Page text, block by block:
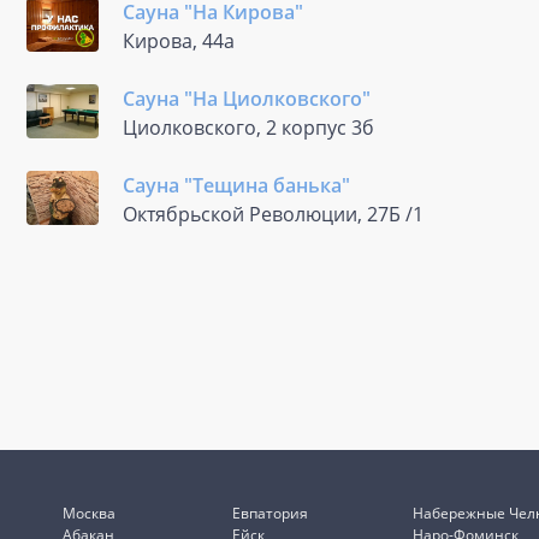
Сауна "На Кирова"
Кирова, 44а
Сауна "На Циолковского"
Циолковского, 2 корпус 3б
Сауна "Тещина банька"
Октябрьской Революции, 27Б /1
Москва
Абакан
Евпатория
Ейск
Набережные
Наро-Фоминск